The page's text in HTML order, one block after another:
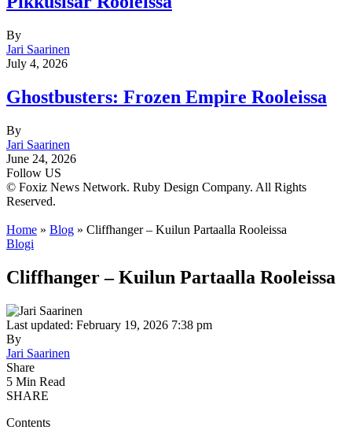
By
Jari Saarinen
July 4, 2026
Ghostbusters: Frozen Empire Rooleissa
By
Jari Saarinen
June 24, 2026
Follow US
© Foxiz News Network. Ruby Design Company. All Rights
Reserved.
Home » Blog » Cliffhanger – Kuilun Partaalla Rooleissa
Blogi
Cliffhanger – Kuilun Partaalla Rooleissa
Last updated: February 19, 2026 7:38 pm
By
Jari Saarinen
Share
5 Min Read
SHARE
Contents